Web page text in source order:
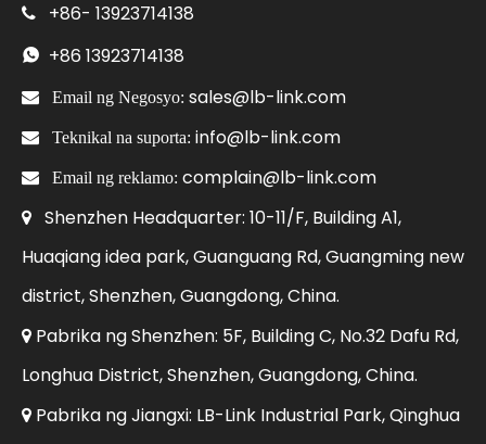
 +86- 13923714138
 +86 13923714138
 Email ng Negosyo: sales@lb-link.com
 Teknikal na suporta: info@lb-link.com
 Email ng reklamo: complain@lb-link.com
 Shenzhen Headquarter: 10-11/F, Building A1,
Huaqiang idea park, Guanguang Rd, Guangming new
district, Shenzhen, Guangdong, China.
 Pabrika ng Shenzhen: 5F, Building C, No.32 Dafu Rd,
Longhua District, Shenzhen, Guangdong, China.
 Pabrika ng Jiangxi: LB-Link Industrial Park, Qinghua